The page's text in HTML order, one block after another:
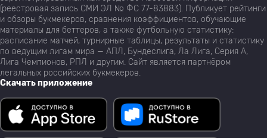
(реестровая запись СМИ ЭЛ № ФС 77-83883). Публикует рейтинги
и обзоры букмекеров, сравнения коэффициентов, обучающие
материалы для беттеров, а также футбольную статистику:
расписание матчей, турнирные таблицы, результаты и статистику
по ведущим лигам мира — АПЛ, Бундеслига, Ла Лига, Серия А,
Лига Чемпионов, РПЛ и другим. Сайт является партнёром
легальных российских букмекеров.
Скачать приложение